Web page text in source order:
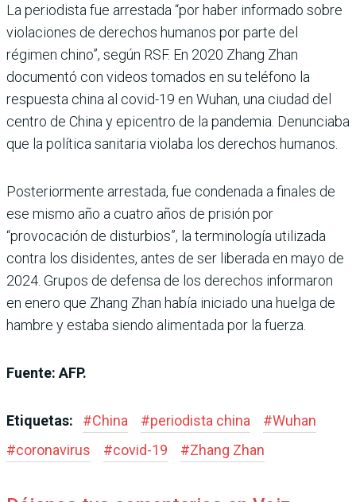
La periodista fue arrestada “por haber informado sobre
violaciones de derechos humanos por parte del
régimen chino”, según RSF. En 2020 Zhang Zhan
documentó con videos tomados en su teléfono la
respuesta china al covid-19 en Wuhan, una ciudad del
centro de China y epicentro de la pandemia. Denunciaba
que la política sanitaria violaba los derechos humanos.
Posteriormente arrestada, fue condenada a finales de
ese mismo año a cuatro años de prisión por
“provocación de disturbios”, la terminología utilizada
contra los disidentes, antes de ser liberada en mayo de
2024. Grupos de defensa de los derechos informaron
en enero que Zhang Zhan había iniciado una huelga de
hambre y estaba siendo alimentada por la fuerza.
Fuente: AFP.
Etiquetas: #China #periodista china #Wuhan
#coronavirus #covid-19 #Zhang Zhan